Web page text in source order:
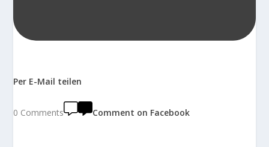
Per E-Mail teilen
0 Comments Comment on Facebook